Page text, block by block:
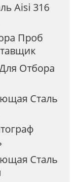
Aisi 316
Проб
Отбора
Сталь
Сталь